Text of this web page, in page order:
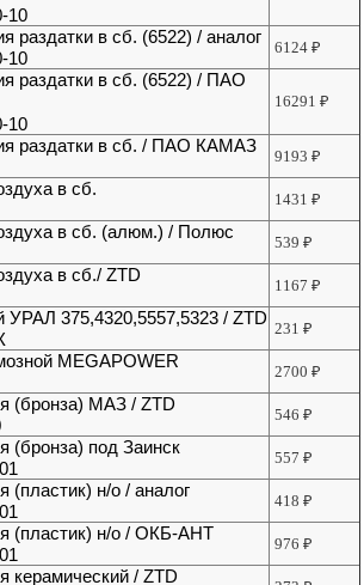
10
раздатки в сб. (6522) / аналог
10
6124₽
раздатки в сб. (6522) / ПАО
10
16291₽
раздатки в сб. / ПАО КАМАЗ
9193₽
в сб.
1431₽
в сб. (алюм.) / Полюс
539₽
в сб./ ZTD
1167₽
УРАЛ 375,4320,5557,5323 / ZTD
231₽
MEGAPOWER
2700₽
(бронза) МАЗ / ZTD
546₽
(бронза) под Заинск
557₽
(пластик) н/о / аналог
418₽
(пластик) н/о / ОКБ-АНТ
976₽
керамический / ZTD